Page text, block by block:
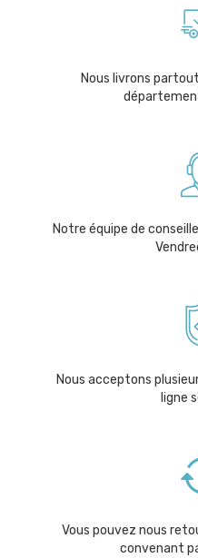
Nous livrons
Notre équipe de
Nous acceptons
ligne
Vous pouvez nous
convenant